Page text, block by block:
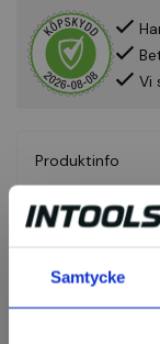
Samtycke
Vi
Produktinfo
Fråga om
Recensioner